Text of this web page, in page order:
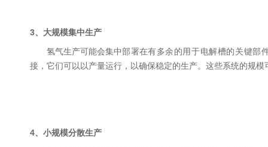
3、大规模集中生产
氢气生产可能会集中部署在有多余的用于电解槽的关键部
接，它们可以以产量运行，以确保稳定的生产。这些系统的规
4、小规模分散生产